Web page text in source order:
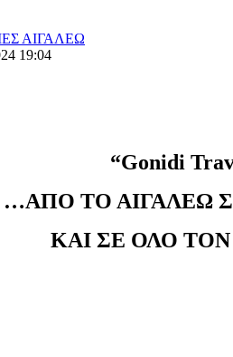
ΑΙΓΑΛΕΩ
19:04
“Gonidi
…ΑΠΟ ΤΟ ΑΙΓΑΛΕΩ
ΚΑΙ ΣΕ ΟΛΟ